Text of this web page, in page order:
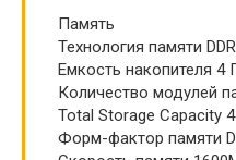
Память
Технология памяти
Емкость накопителя 4
Количество модулей
Total Storage Capacity
Форм-фактор памяти